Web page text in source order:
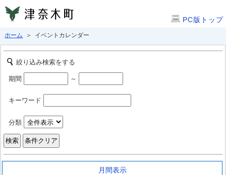
PC版トップ
ホーム ＞ イベントカレンダー
絞り込み検索をする
期間 ～
キーワード
分類
月間表示